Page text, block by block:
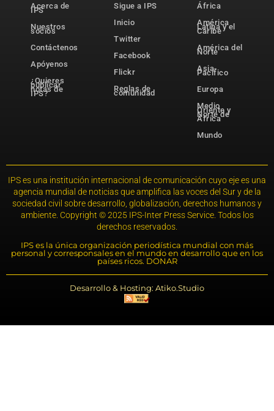
Acerca de
IPS
Nuestros
socios
Contáctenos
Apóyenos
¿Quieres
publicar
notas de
IPS?
Sigue a IPS
Inicio
Twitter
Facebook
Flickr
Reglas de
comunidad
África
América
Latina y el
Caribe
América del
Norte
Asia-
Pacífico
Europa
Medio
Oriente y
Norte de
África
Mundo
IPS es una institución internacional de comunicación cuyo eje es una
agencia mundial de noticias que amplifica las voces del Sur y de la
sociedad civil sobre desarrollo, globalización, derechos humanos y
ambiente. Copyright © 2025 IPS-Inter Press Service. Todos los
derechos reservados.
IPS es la única organización periodística mundial con más
personal y corresponsales en el mundo en desarrollo que en los
países ricos. DONAR
Desarrollo & Hosting: Atiko.Studio